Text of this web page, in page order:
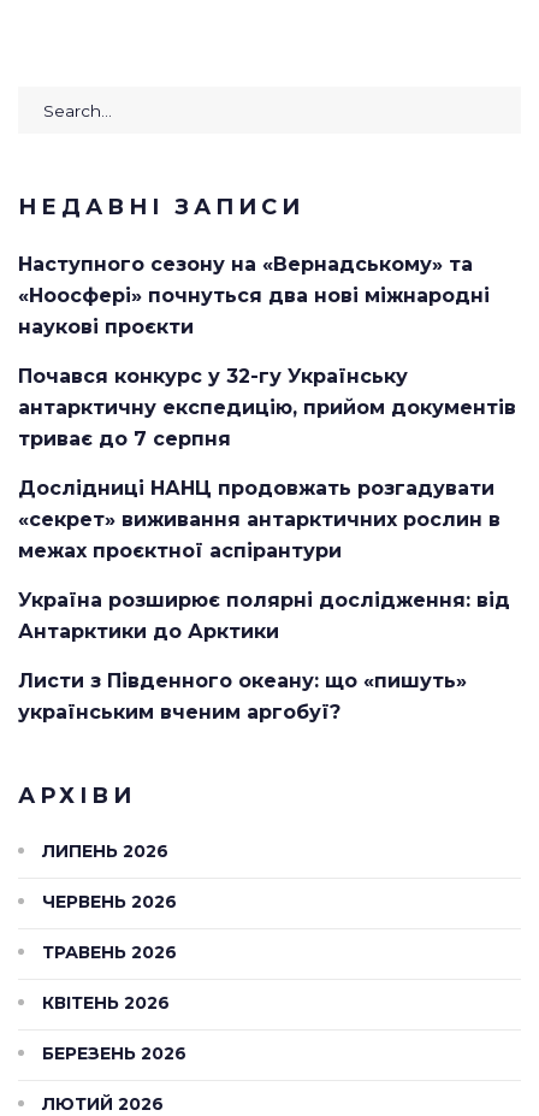
НЕДАВНІ ЗАПИСИ
Наступного сезону на «Вернадському» та
«Ноосфері» почнуться два нові міжнародні
наукові проєкти
Почався конкурс у 32-гу Українську
антарктичну експедицію, прийом документів
триває до 7 серпня
Дослідниці НАНЦ продовжать розгадувати
«секрет» виживання антарктичних рослин в
межах проєктної аспірантури
Україна розширює полярні дослідження: від
Антарктики до Арктики
Листи з Південного океану: що «пишуть»
українським вченим аргобуї?
АРХІВИ
ЛИПЕНЬ 2026
ЧЕРВЕНЬ 2026
ТРАВЕНЬ 2026
КВІТЕНЬ 2026
БЕРЕЗЕНЬ 2026
ЛЮТИЙ 2026